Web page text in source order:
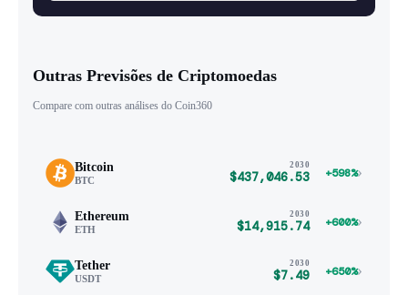
Outras Previsões de Criptomoedas
Compare com outras análises do Coin360
Bitcoin
BTC
2030
$437,046.53 +598%›
Ethereum
ETH
2030
$14,915.74 +600%›
Tether
USDT
2030
$7.49 +650%›